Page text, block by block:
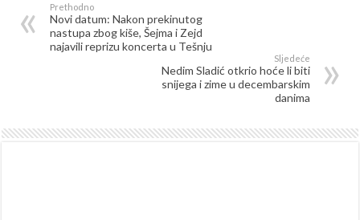
Prethodno
Novi datum: Nakon prekinutog
nastupa zbog kiše, Šejma i Zejd
najavili reprizu koncerta u Tešnju
Sljedeće
Nedim Sladić otkrio hoće li biti
snijega i zime u decembarskim
danima